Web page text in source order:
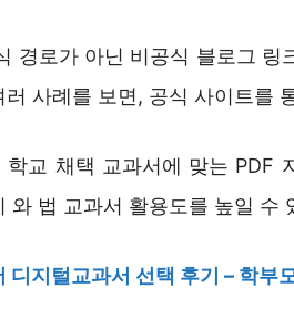
경로가 아닌 비공식 블로그
러 사례를 보면, 공식 사이트를
학교 채택 교과서에 맞는 PDF
와 법 교과서 활용도를 높일 수
디지털교과서 선택 후기 – 학부